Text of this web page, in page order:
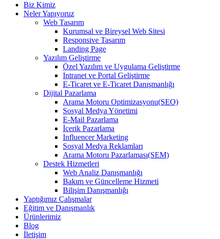
Biz Kimiz
Neler Yapıyoruz
Web Tasarım
Kurumsal ve Bireysel Web Sitesi
Responsive Tasarım
Landing Page
Yazılım Geliştirme
Özel Yazılım ve Uygulama Geliştirme
Intranet ve Portal Geliştirme
E-Ticaret ve E-Ticaret Danışmanlığı
Dijital Pazarlama
Arama Motoru Optimizasyonu(SEO)
Sosyal Medya Yönetimi
E-Mail Pazarlama
İçerik Pazarlama
Influencer Marketing
Sosyal Medya Reklamları
Arama Motoru Pazarlaması(SEM)
Destek Hizmetleri
Web Analiz Danışmanlığı
Bakım ve Güncelleme Hizmeti
Bilişim Danışmanlığı
Yaptığımız Çalışmalar
Eğitim ve Danışmanlık
Ürünlerimiz
Blog
İletişim